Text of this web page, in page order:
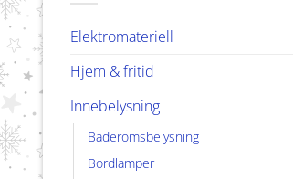
Elektromateriell
Hjem & fritid
Innebelysning
Baderomsbelysning
Bordlamper